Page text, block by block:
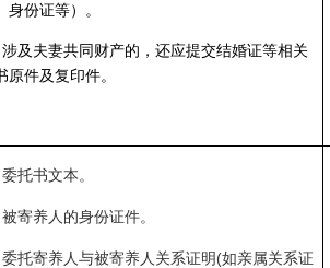
身份证等）。
及夫妻共同财产的，还应提交结婚证等相关
原件及复印件。
托书文本。
寄养人的身份证件。
托寄养人与被寄养人关系证明(如亲属关系证